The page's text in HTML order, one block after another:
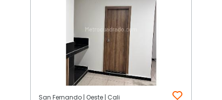
San Fernando | Oeste | Cali